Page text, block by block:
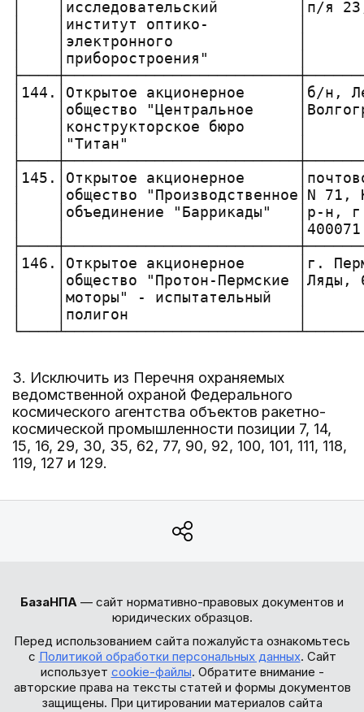
│    │исследовательский
│    │институт оптико-
│    │электронного
│    │приборостроения"
│144.│Открытое акционерное      │б/
│    │общество "Центральное
│    │конструкторское бюро
│    │"Титан"                   │
│145.│Открытое акционерное
│    │общество "Производственное│N
│    │объединение "Баррикады"
│    │
│146.│Открытое акционерное      │г.
│    │общество "Протон-Пермские
│    │моторы" -
│    │полигон
3. Исключить из Перечня охраняемых
ведомственной охраной Федерального
космического агентства объектов ракетно-
космической промышленности позиции 7, 14,
15, 16, 29, 30, 35, 62, 77, 90, 92, 100, 101, 111, 118,
119, 127 и 129.
БазаНПА — сайт нормативно-правовых документов и
юридических образцов.
Перед использованием сайта пожалуйста ознакомьтесь
с Политикой обработки персональных данных. Сайт
использует cookie-файлы. Обратите внимание -
авторские права на тексты статей и формы документов
защищены. При цитировании материалов сайта